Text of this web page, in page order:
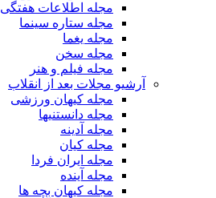
مجله اطلاعات هفتگی
مجله ستاره سینما
مجله یغما
مجله سخن
مجله فیلم و هنر
آرشیو مجلات بعد از انقلاب
مجله کیهان ورزشی
مجله دانستنیها
مجله آدینه
مجله کیان
مجله ایران فردا
مجله آینده
مجله کیهان بچه ها